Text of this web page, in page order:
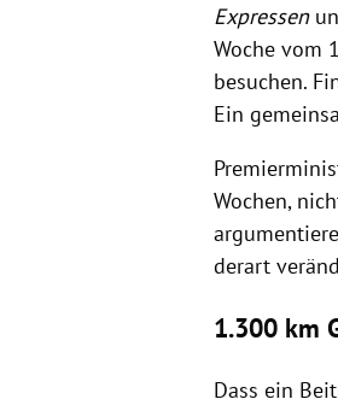
Expressen
Woche vom
besuchen.
Ein
Wochen,
derart
1.300 km
Dass ein